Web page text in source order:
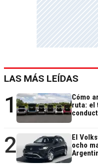
LAS MÁS LEÍDAS
1
Cómo
ruta: el
2
El
ocho